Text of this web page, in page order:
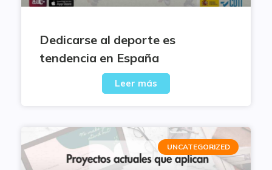
Dedicarse al deporte es
tendencia en España
Leer más
UNCATEGORIZED